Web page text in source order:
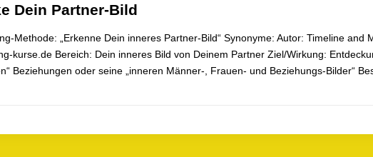
Dein Partner-Bild
Methode: „Erkenne Dein inneres Partner-Bild“ Synonyme: Autor: Timeline and
kurse.de Bereich: Dein inneres Bild von Deinem Partner Ziel/Wirkung:
Beziehungen oder seine „inneren Männer-, Frauen- und Beziehungs-Bilder“